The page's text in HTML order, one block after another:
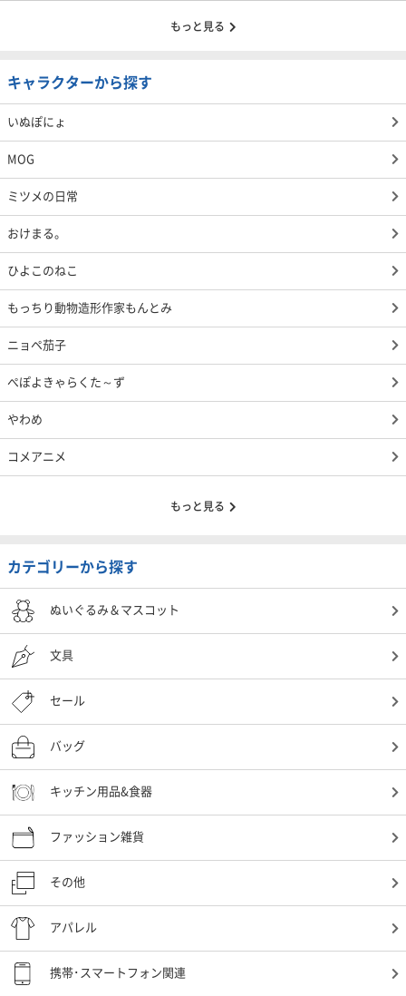
もっと見る
キャラクターから探す
いぬぽにょ
MOG
ミツメの日常
おけまる。
ひよこのねこ
もっちり動物造形作家もんとみ
ニョペ茄子
ぺぽよきゃらくた～ず
やわめ
コメアニメ
もっと見る
カテゴリーから探す
ぬいぐるみ＆マスコット
文具
セール
バッグ
キッチン用品&食器
ファッション雑貨
その他
アパレル
携帯･スマートフォン関連